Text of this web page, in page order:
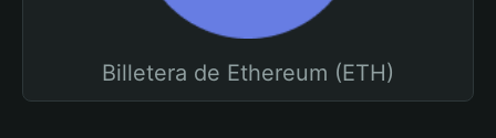
Billetera de Ethereum (ETH)